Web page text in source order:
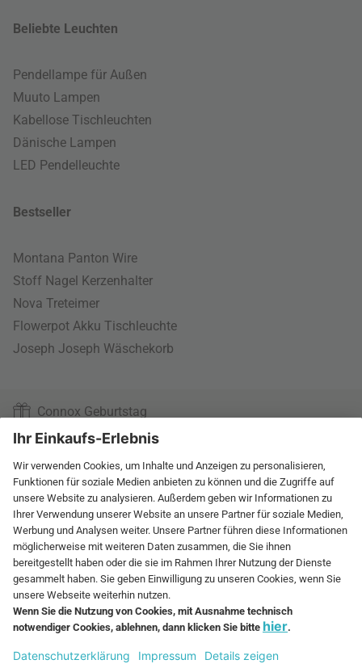
Beliebte Leuchten
Pendellampe für Außen
Muuto Lampen
Kabellose Tischleuchten
Dänische Lampen
LED Pendelleuchte
Bestseller
Montana Panton Wire
Stoff Nagel Kerzenhalter
Nova Treteimer
Flowerpot Akku Tischleuchte
Joseph Joseph Wäschekorb
Connox Geburtstag
Kundenservice
Kontaktformular
AGB,Impressum,Datenschutz,Cookie-Einstellungen
Widerrufsrecht
Rund um Ihre Bestellung